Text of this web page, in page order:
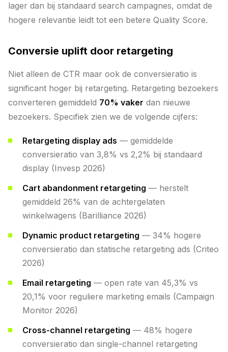
lager dan bij standaard search campagnes, omdat de
hogere relevantie leidt tot een betere Quality Score.
Conversie uplift door retargeting
Niet alleen de CTR maar ook de conversieratio is
significant hoger bij retargeting. Retargeting bezoekers
converteren gemiddeld 70% vaker dan nieuwe
bezoekers. Specifiek zien we de volgende cijfers:
Retargeting display ads — gemiddelde
conversieratio van 3,8% vs 2,2% bij standaard
display (Invesp 2026)
Cart abandonment retargeting — herstelt
gemiddeld 26% van de achtergelaten
winkelwagens (Barilliance 2026)
Dynamic product retargeting — 34% hogere
conversieratio dan statische retargeting ads (Criteo
2026)
Email retargeting — open rate van 45,3% vs
20,1% voor reguliere marketing emails (Campaign
Monitor 2026)
Cross-channel retargeting — 48% hogere
conversieratio dan single-channel retargeting